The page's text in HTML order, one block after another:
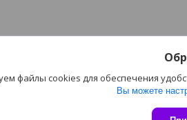
файлы cookies для обеспечения
Вы можете